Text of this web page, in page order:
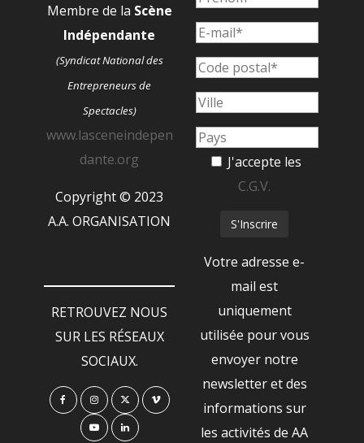
Membre de la Scène
Indépendante
(Syndicat National des
Entrepreneurs de
Spectacles)
www.lasceneindepen
dante.org
Copyright © 2023
A.A. ORGANISATION
RETROUVEZ NOUS
SUR LES RÉSEAUX
SOCIAUX.
J'accepte les
C.G.V.
Votre adresse e-
mail est
uniquement
utilisée pour vous
envoyer notre
newsletter et des
informations sur
les activités de AA